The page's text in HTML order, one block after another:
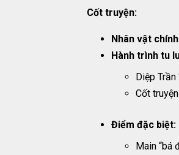
Cốt truyện:
Nhân vật
Hành trình tu
Diệp
Cốt
Điểm đặc biệt:
Main “bá